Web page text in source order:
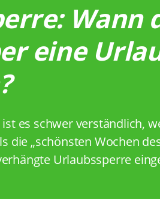
Wann
eine
es schwer verständlich,
die „schönsten Wochen
Urlaubssperre